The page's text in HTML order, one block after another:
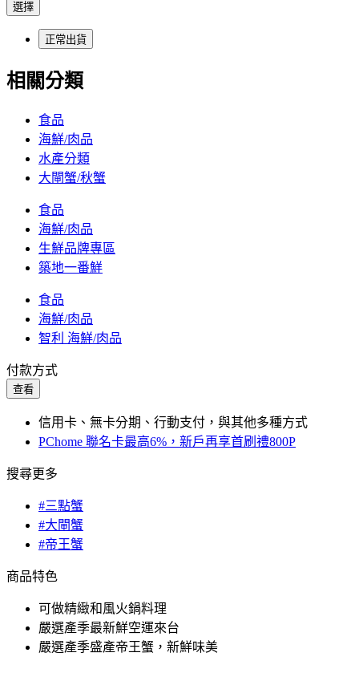
選擇
正常出貨
相關分類
食品
海鮮/肉品
水產分類
大閘蟹/秋蟹
食品
海鮮/肉品
生鮮品牌專區
築地一番鮮
食品
海鮮/肉品
智利 海鮮/肉品
付款方式
查看
信用卡、無卡分期、行動支付，與其他多種方式
PChome 聯名卡最高6%，新戶再享首刷禮800P
搜尋更多
#三點蟹
#大閘蟹
#帝王蟹
商品特色
可做精緻和風火鍋料理
嚴選產季最新鮮空運來台
嚴選產季盛產帝王蟹，新鮮味美